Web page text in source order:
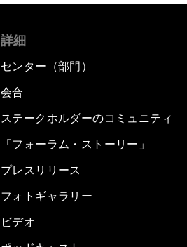
詳細
センター（部門）
会合
ステークホルダーのコミュニティ
「フォーラム・ストーリー」
プレスリリース
フォトギャラリー
ビデオ